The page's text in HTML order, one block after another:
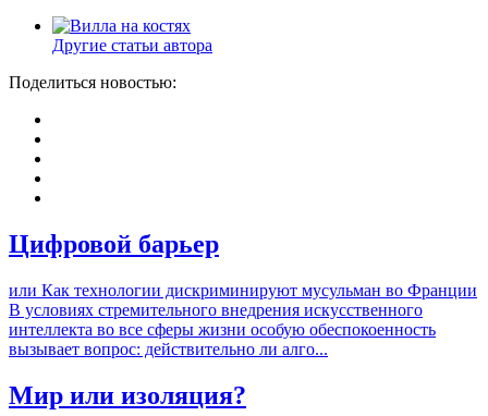
Другие статьи автора
Поделиться новостью:
Цифровой барьер
или Как технологии дискриминируют мусульман во Франции
В условиях стремительного внедрения искусственного
интеллекта во все сферы жизни особую обеспокоенность
вызывает вопрос: действительно ли алго...
Мир или изоляция?